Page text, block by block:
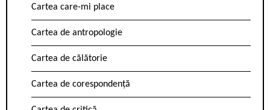
Cartea care-mi place
Cartea de antropologie
Cartea de călătorie
Cartea de corespondență